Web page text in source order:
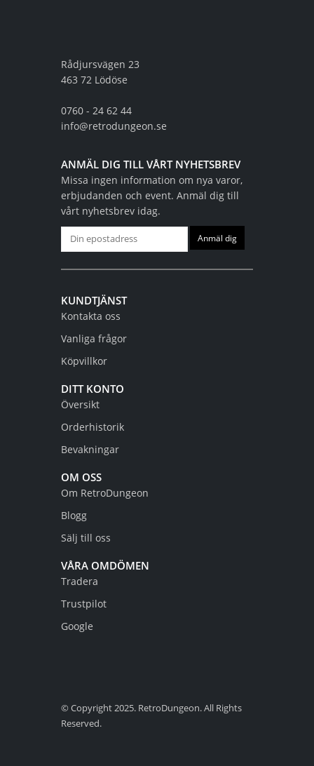
Rådjursvägen 23
463 72 Lödöse
0760 - 24 62 44
info@retrodungeon.se
ANMÄL DIG TILL VÅRT NYHETSBREV
Missa ingen information om nya varor,
erbjudanden och event. Anmäl dig till
vårt nyhetsbrev idag.
KUNDTJÄNST
Kontakta oss
Vanliga frågor
Köpvillkor
DITT KONTO
Översikt
Orderhistorik
Bevakningar
OM OSS
Om RetroDungeon
Blogg
Sälj till oss
VÅRA OMDÖMEN
Tradera
Trustpilot
Google
© Copyright 2025. RetroDungeon. All Rights
Reserved.